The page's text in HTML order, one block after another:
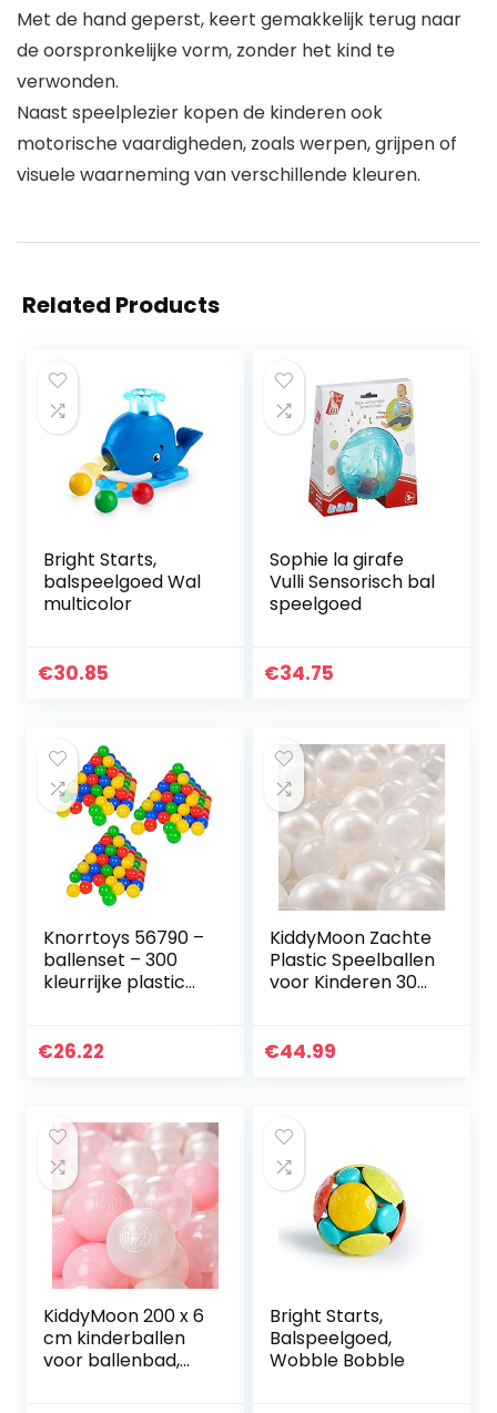
Met de hand geperst, keert gemakkelijk terug naar
de oorspronkelijke vorm, zonder het kind te
verwonden.
Naast speelplezier kopen de kinderen ook
motorische vaardigheden, zoals werpen, grijpen of
visuele waarneming van verschillende kleuren.
Related Products
Bright Starts,
balspeelgoed Wal
multicolor
€30.85
Sophie la girafe
Vulli Sensorisch bal
speelgoed
€34.75
Knorrtoys 56790 –
ballenset – 300
kleurrijke plastic
6 cm diameter, in
€26.22
KiddyMoon Zachte
Plastic Speelballen
voor Kinderen 300
Gecertificeerd
€44.99
KiddyMoon 200 x 6
cm kinderballen
voor ballenbad,
Bright Starts,
Balspeelgoed,
Wobble Bobble